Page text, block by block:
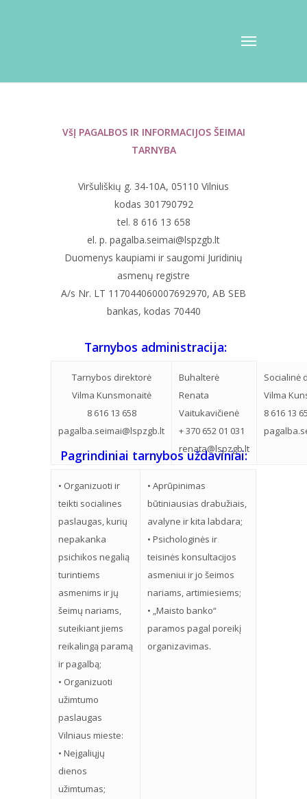
VšĮ PAGALBOS IR INFORMACIJOS ŠEIMAI
TARNYBA
Viršuliškių g. 34-10A, 05110 Vilnius
kodas 301790792
tel. 8 616 13 658
el. p. pagalba.seimai@lspzgb.lt
Duomenys kaupiami ir saugomi Juridinių
asmenų registre
A/s Nr. LT 117044060007692970, AB SEB
bankas, kodas 70440
Tarnybos administracija:
Tarnybos direktorė
Vilma Kunsmonaitė
8 616 13 658
pagalba.seimai@lspzgb.lt
Buhalterė
Renata
Vaitukavičienė
+ 370 652 01 031
renata@lspzgb.lt
Socialinė
Vilma
8 616 13
Pagrindiniai tarnybos uždaviniai:
• Organizuoti ir
teikti socialines
paslaugas, kurių
nepakanka
psichikos negalią
turintiems
asmenims ir jų
šeimų nariams,
suteikiant jiems
reikalingą paramą
ir pagalbą;
• Organizuoti
užimtumo
paslaugas
Vilniaus mieste:
• Neįgaliųjų
dienos
užimtumas;
• Aprūpinimas
būtiniausias drabužiais,
avalyne ir kita labdara;
• Psichologinės ir
teisinės konsultacijos
asmeniui ir jo šeimos
nariams, artimiesiems;
• „Maisto banko“
paramos pagal poreikį
organizavimas.